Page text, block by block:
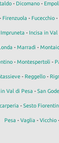
- Dicomano - Empoli
Firenzuola - Fucecchio-
Impruneta - Incisa in Val
- Marradi -
- Montespertoli -
- Reggello-
Val di Pesa - San
- Sesto
Pesa - Vaglia - Vicchio-